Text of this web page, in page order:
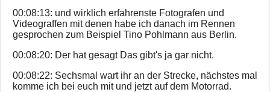
00:08:13: und wirklich erfahrenste Fotografen und
Videograffen mit denen habe ich danach im Rennen
gesprochen zum Beispiel Tino Pohlmann aus Berlin.
00:08:20: Der hat gesagt Das gibt's ja gar nicht.
00:08:22: Sechsmal wart ihr an der Strecke, nächstes mal
komme ich bei euch mit und jetzt auf dem Motorrad.